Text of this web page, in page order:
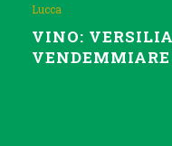
Lucca
VINO: